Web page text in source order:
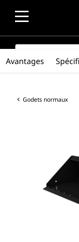
SEARCH
Godets normaux
Avantages